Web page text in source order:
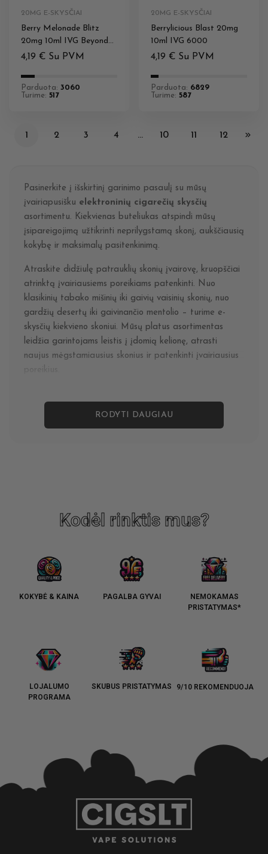
20MG E-SKYSČIAI
Berry Melonade Blitz
20mg 10ml IVG Beyond
Salts
4,19 € Su PVM
Parduota: 3060
Turime: 517
20MG E-SKYSČIAI
Berrylicious Blast 20mg
10ml IVG 6000
4,19 € Su PVM
Parduota: 6829
Turime: 587
1 2 3 4 … 10 11 12
Pasinerkite į išskirtinį garinimo pasaulį su mūsų
įvairiapusišku elektroninių cigarečių skysčių
asortimentu. Kiekvienas buteliukas atspindi mūsų
įsipareigojimą užtikrinti neprilygstamą skonį, aukščiausią
kokybę ir maksimalų pasitenkinimą.
Atraskite didžiulę patrauklių skonių įvairovę, kruopščiai
atrinktą įvairiausiems poreikiams patenkinti. Nuo
klasikinių tabako mišinių iki gaivių vaisinių skonių, nuo
gardžių desertų iki gaivinančio mentolio – turime e-
skysčių kiekvieno skoniui. Mūsų platus asortimentas
leidžia garintojams leistis į įdomią kelionę, atrasti
naujus mėgstamiausius skonius ir patenkinti įvairiausius
RODYTI DAUGIAU
Kodėl rinktis mus?
KOKYBĖ & KAINA PAGALBA GYVAI
NEMOKAMAS
PRISTATYMAS*
LOJALUMO
PROGRAMA
SKUBUS PRISTATYMAS 9/10 REKOMENDUOJA